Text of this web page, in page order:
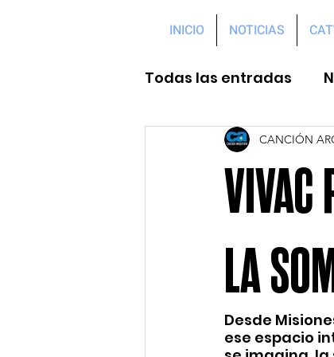
INICIO NOTICIAS
Todas las entradas
VIVAC
LA
CANCIÓN
Desde
ese espacio